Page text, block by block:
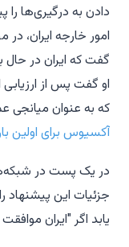
دادن به درگیری‌ها
امور خارجه ایران،
گفت که ایران در
او گفت پس از ارزیابی
که به عنوان میانجی
آکسیوس برای اولین
در یک پست در
جزئیات این پیشنهاد
یابد اگر "ایران